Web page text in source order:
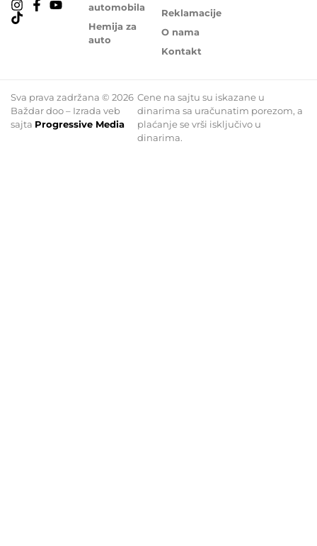
automobila
Hemija za
auto
Reklamacije
O nama
Kontakt
Sva prava zadržana © 2026
Baždar doo – Izrada veb
sajta Progressive Media
Cene na sajtu su iskazane u
dinarima sa uračunatim porezom, a
plaćanje se vrši isključivo u
dinarima.